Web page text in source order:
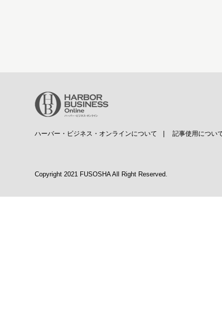
ハーバー・ビジネス・オンラインについて | 記事使用につい
Copyright 2021 FUSOSHA All Right Reserved.